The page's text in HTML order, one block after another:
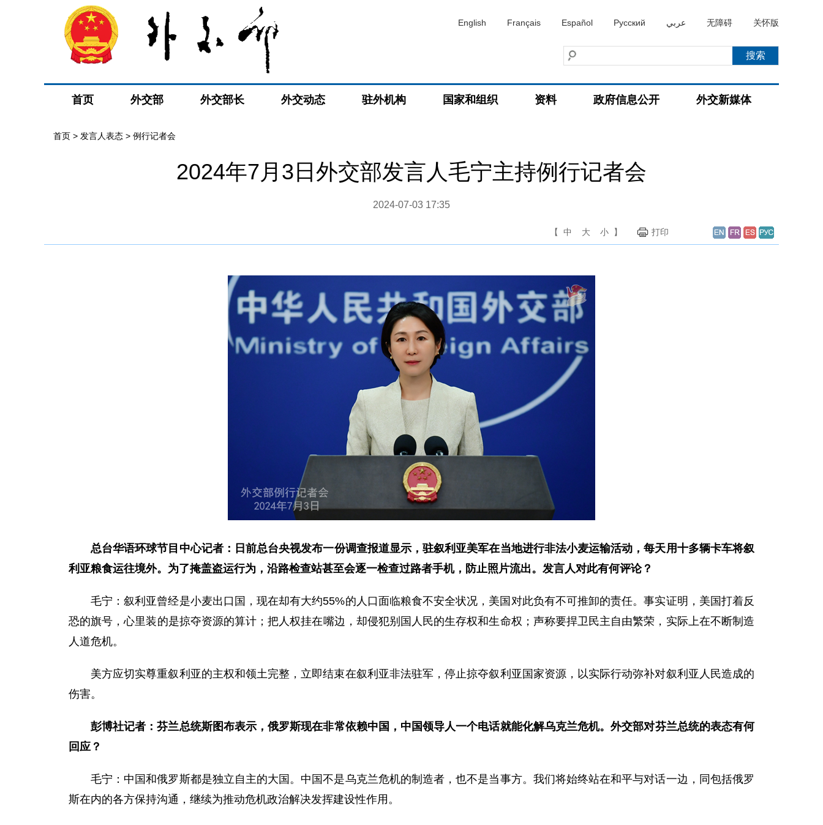
English Français Español Русский عربي 无障碍 关怀版
首页 外交部 外交部长 外交动态 驻外机构 国家和组织 资料 政府信息公开 外交新媒体
首页 > 发言人表态 > 例行记者会
2024年7月3日外交部发言人毛宁主持例行记者会
2024-07-03 17:35
【 中 大 小 】 打印
总台华语环球节目中心记者：日前总台央视发布一份调查报道显示，驻叙利亚美军在当地进行非法小麦运输活动，每天用十多辆卡车将叙
利亚粮食运往境外。为了掩盖盗运行为，沿路检查站甚至会逐一检查过路者手机，防止照片流出。发言人对此有何评论？
毛宁：叙利亚曾经是小麦出口国，现在却有大约55%的人口面临粮食不安全状况，美国对此负有不可推卸的责任。事实证明，美国打着反
恐的旗号，心里装的是掠夺资源的算计；把人权挂在嘴边，却侵犯别国人民的生存权和生命权；声称要捍卫民主自由繁荣，实际上在不断制造
人道危机。
美方应切实尊重叙利亚的主权和领土完整，立即结束在叙利亚非法驻军，停止掠夺叙利亚国家资源，以实际行动弥补对叙利亚人民造成的
伤害。
彭博社记者：芬兰总统斯图布表示，俄罗斯现在非常依赖中国， 中国领导人一个电话就能化解乌克兰危机。外交部对芬兰总统的表态有何
回应？
毛宁：中国和俄罗斯都是独立自主的大国。中国不是乌克兰危机的制造者，也不是当事方。我们将始终站在和平与对话一边，同包括俄罗
斯在内的各方保持沟通，继续为推动危机政治解决发挥建设性作用。